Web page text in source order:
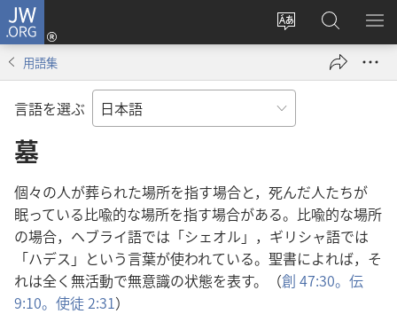
JW.ORG
サ
ト
の
言
変
え
る
ロ
グ
ン
し
ブ
で
開
く）
JW.ORG
の
検
メ
を
用語集
言語を選ぶ
墓
個々の人が葬られた場所を指す場合と，死んだ人たちが
眠っている比喩的な場所を指す場合がある。比喩的な場所
の場合，ヘブライ語では「シェオル」，ギリシャ語では
「ハデス」という言葉が使われている。聖書によれば，そ
れは全く無活動で無意識の状態を表す。（創 47:30。 伝
9:10。 使徒 2:31）